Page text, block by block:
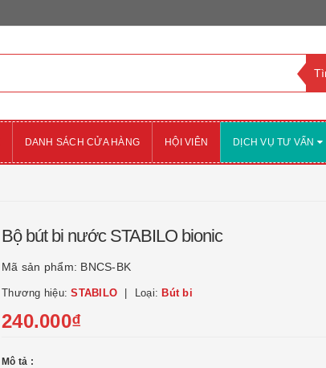
DANH SÁCH CỬA HÀNG HỘI VIÊN DỊCH VỤ TƯ VẤN
Bộ bút bi nước STABILO bionic
Mã sản phẩm: BNCS-BK
Thương hiệu:STABILO Loại: Bút bi
240.000₫
Mô tả :